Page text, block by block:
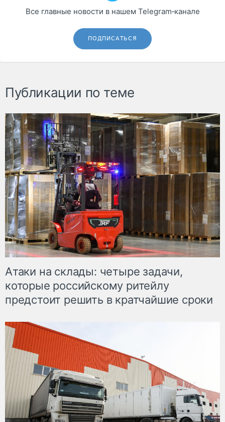
Все главные новости в нашем Telegram‑канале
ПОДПИСАТЬСЯ
Публикации по теме
Атаки на склады: четыре задачи,
которые российскому ритейлу
предстоит решить в кратчайшие сроки